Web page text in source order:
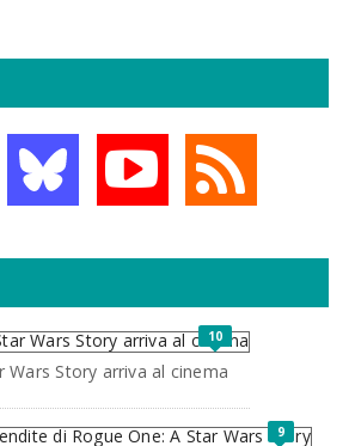
10
Wars Story arriva al cinema
9